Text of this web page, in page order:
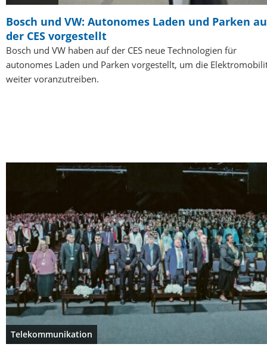
Bosch und VW: Autonomes Laden und Parken
der CES vorgestellt
Bosch und VW haben auf der CES neue Technologien für
autonomes Laden und Parken vorgestellt, um die
weiter voranzutreiben.
Telekommunikation